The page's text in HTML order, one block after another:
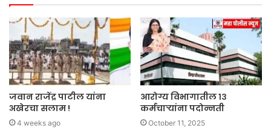
जवान राजेंद्र पाटील यांना
अखेरचा सलाम !
4 weeks ago
आरोग्य विभागातील १३
कर्मचाऱ्यांना पदोन्नती
October 11, 2025